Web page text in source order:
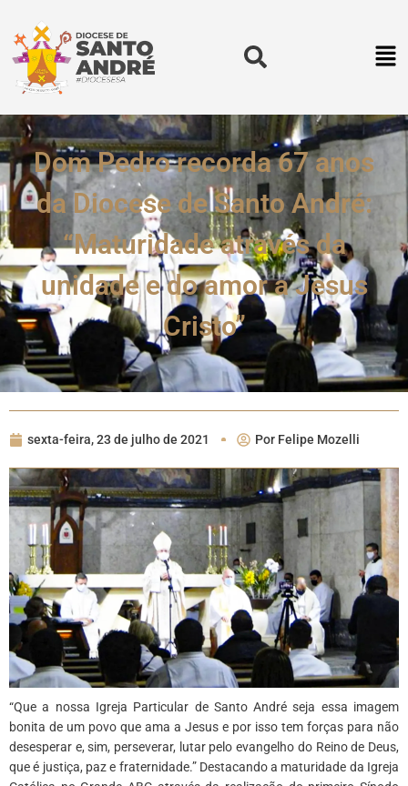
Dom Pedro recorda 67 anos
da Diocese de Santo André:
“Maturidade através da
unidade e do amor a Jesus
Cristo”
sexta-feira, 23 de julho de 2021 Por Felipe Mozelli
“Que a nossa Igreja Particular de Santo André seja essa imagem
bonita de um povo que ama a Jesus e por isso tem forças para não
desesperar e, sim, perseverar, lutar pelo evangelho do Reino de Deus,
que é justiça, paz e fraternidade.” Destacando a maturidade da Igreja